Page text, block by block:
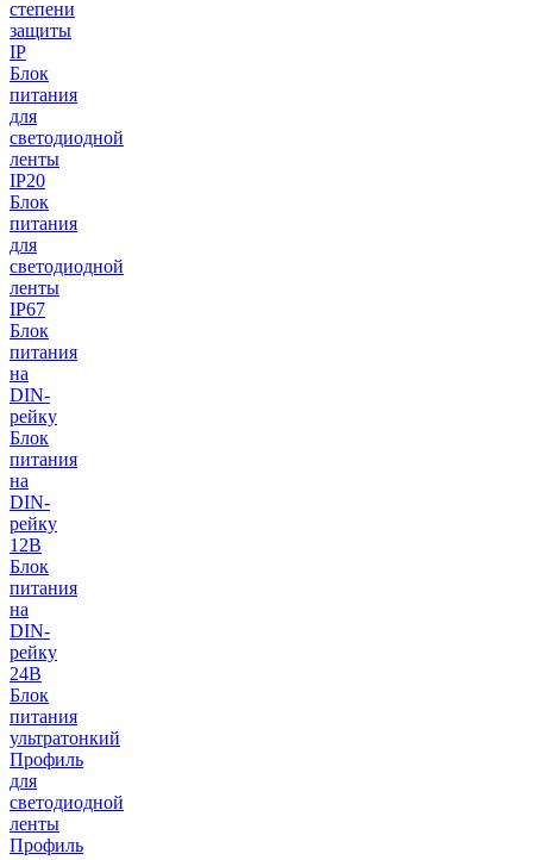
степени
защиты
IP
Блок
питания
для
светодиодной
ленты
IP20
Блок
питания
для
светодиодной
ленты
IP67
Блок
питания
на
DIN-
рейку
Блок
питания
на
DIN-
рейку
12В
Блок
питания
на
DIN-
рейку
24В
Блок
питания
ультратонкий
Профиль
для
светодиодной
ленты
Профиль